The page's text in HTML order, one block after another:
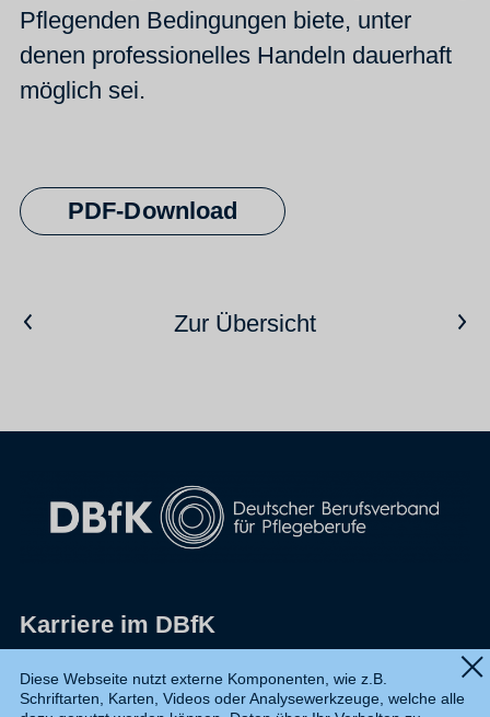
Pflegenden Bedingungen biete, unter
denen professionelles Handeln dauerhaft
möglich sei.
PDF-Download
Vorheriger ArtikelZur ÜbersichtNächster Artikel
Karriere im DBfK
Datenschutz
Diese Webseite nutzt externe Komponenten, wie z.B.
Schriftarten, Karten, Videos oder Analysewerkzeuge, welche alle